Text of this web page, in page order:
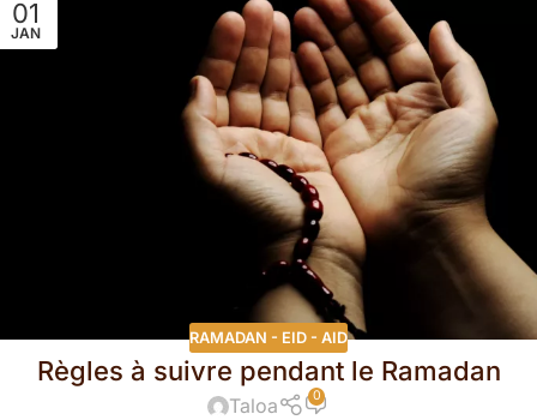
01
JAN
RAMADAN - EID - AID
Règles à suivre pendant le Ramadan
Taloa 0